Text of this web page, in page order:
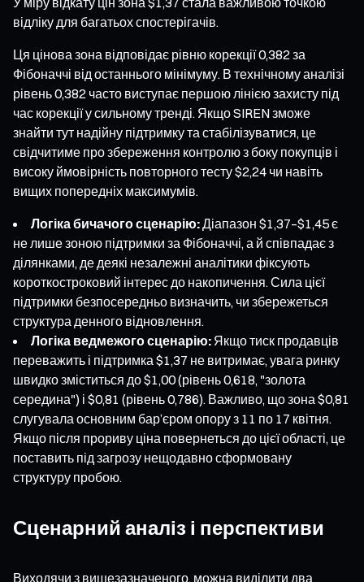
відліку для багатьох спостерігачів.
Ця цінова зона відповідає рівню корекції 0,382 за
Фібоначчі від останнього мінімуму. В технічному аналізі
рівень 0,382 часто виступає першою лінією захисту під
час корекції у сильному тренді. Якщо SIREN зможе
знайти тут надійну підтримку та стабілізуватися, це
свідчитиме про збереження контролю з боку покупців і
високу ймовірність повторного тесту $2,24 чи навіть
вищих попередніх максимумів.
Логіка бичачого сценарію:Діапазон $1,37–$1,45 є
не лише зоною підтримки за Фібоначчі, а й співпадає з
ділянками, де деякі незалежні аналітики фіксують
короткостроковий інтерес до накопичення. Сила цієї
підтримки безпосередньо визначить, чи збережеться
структура денного відновлення.
Логіка ведмежого сценарію: Якщо тиск продавців
переважить і підтримка $1,37 не витримає, увага ринку
швидко зміститься до $1,00 (рівень 0,618, "золота
середина") і $0,81 (рівень 0,786). Важливо, що зона $0,81
слугувала основним бар’єром опору з 11 по 17 квітня.
Якщо після прориву ціна повернеться до цієї області, це
поставить під загрозу нещодавно сформовану
структуру пробою.
Сценарний аналіз і перспективи
Виходячи з вищезазначеного, можна виділити два